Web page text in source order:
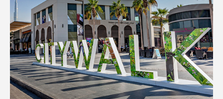
Dubai Horse Racing: Where Tradition Meets
Global Competition
المقاهي في نخلة جميرا: دليل لأفضل أماكن القهوة وأسلوب
الحياة في الجزيرة
أفضل وجبات الإفطار في دبي: اختياراتي المفضلة لعام 2026